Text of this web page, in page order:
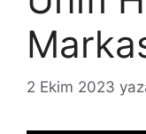
2 Ekim 2023